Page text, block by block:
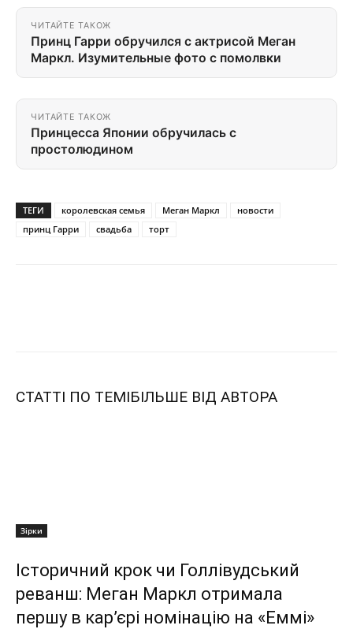
ЧИТАЙТЕ ТАКОЖ
Принц Гарри обручился с актрисой Меган
Маркл. Изумительные фото с помолвки
ЧИТАЙТЕ ТАКОЖ
Принцесса Японии обручилась с
простолюдином
ТЕГИ королевская семья Меган Маркл
новости
принц Гарри
свадьба торт
СТАТТІ ПО ТЕМІБІЛЬШЕ ВІД АВТОРА
Зірки
Історичний крок чи Голлівудський
реванш: Меган Маркл отримала
першу в кар’єрі номінацію на «Еммі»